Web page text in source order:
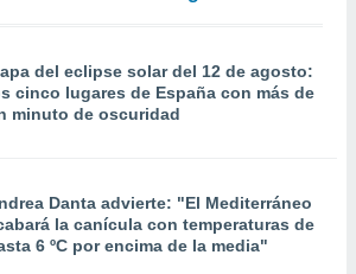
del eclipse solar del 12 de agosto:
cinco lugares de España con más de
minuto de oscuridad
Danta advierte: "El Mediterráneo
la canícula con temperaturas de
6 ºC por encima de la media"